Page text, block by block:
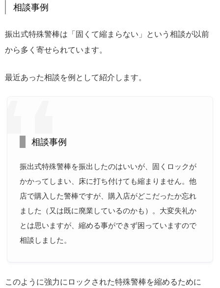
相談事例
振出式特殊警棒は「固くて縮まらない」という相談が以前
から多く寄せられています。
最近あった相談を例として紹介します。
相談事例
振出式特殊警棒を振出したのはいいが、固くロックが
かかってしまい、床に打ち付けても縮まりません。他
店で購入した警棒ですが、購入店がどこだったか忘れ
ました（又は既に廃業しているのかも）。大変失礼か
とは思いますが、縮める事ができず困っていますので
相談しました。
このように強力にロックされた特殊警棒を縮めるために